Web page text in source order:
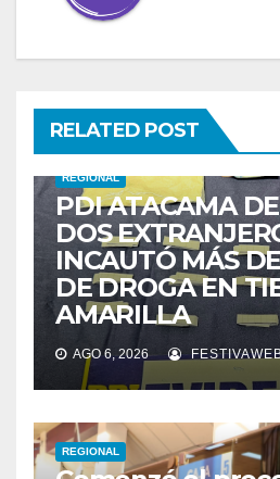
RELATED POST
REGIONAL
PDI ATACAMA
DOS
INCAUTÓ MÁS
DE DROGA EN
AMARILLA
AGO 6, 2026
REGIONAL